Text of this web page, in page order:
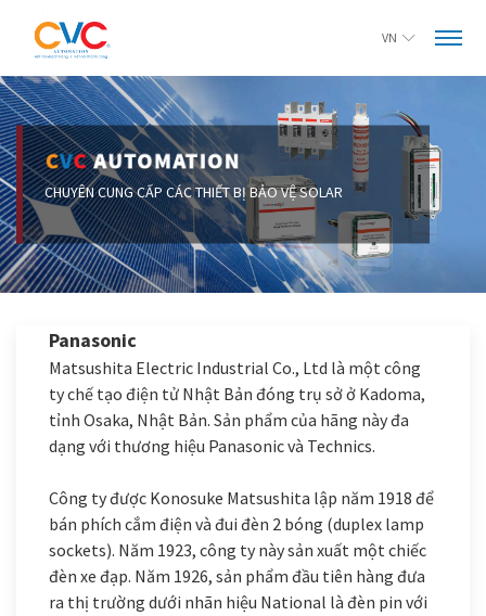
VN
Panasonic
Matsushita Electric Industrial Co., Ltd là một công
ty chế tạo điện tử Nhật Bản đóng trụ sở ở Kadoma,
tỉnh Osaka, Nhật Bản. Sản phẩm của hãng này đa
dạng với thương hiệu Panasonic và Technics.
Công ty được Konosuke Matsushita lập năm 1918 để
bán phích cắm điện và đui đèn 2 bóng (duplex lamp
sockets). Năm 1923, công ty này sản xuất một chiếc
đèn xe đạp. Năm 1926, sản phẩm đầu tiên hàng đưa
ra thị trường dưới nhãn hiệu National là đèn pin với